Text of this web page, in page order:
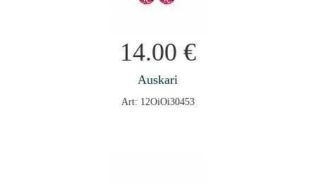
14.00 €
Auskari
Art: 12OiOi30453